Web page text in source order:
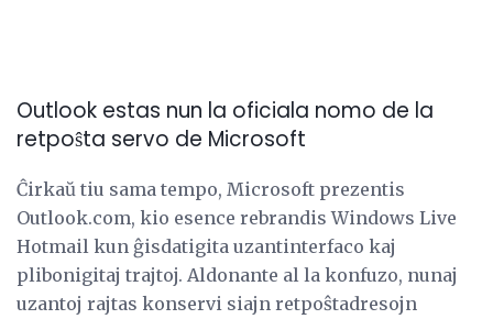
Outlook estas nun la oficiala nomo de la
retpoŝta servo de Microsoft
Ĉirkaŭ tiu sama tempo, Microsoft prezentis
Outlook.com, kio esence rebrandis Windows Live
Hotmail kun ĝisdatigita uzantinterfaco kaj
plibonigitaj trajtoj. Aldonante al la konfuzo, nunaj
uzantoj rajtas konservi siajn retpoŝtadresojn